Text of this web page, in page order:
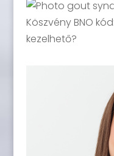
Köszvény BNO
kezelhető?